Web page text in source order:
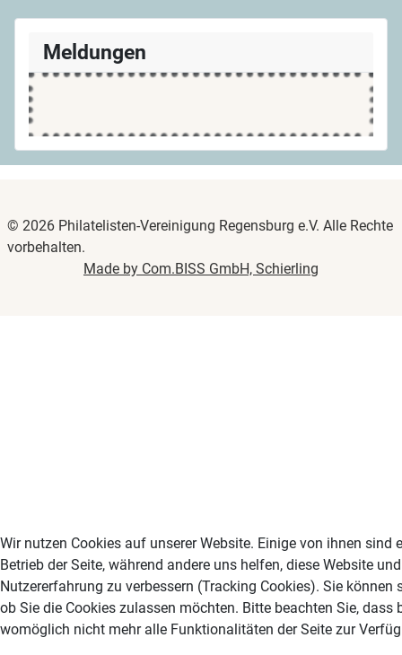
Meldungen
© 2026 Philatelisten-Vereinigung Regensburg e.V. Alle Rechte
vorbehalten.
Made by Com.BISS GmbH, Schierling
Wir nutzen Cookies auf unserer Website. Einige von ihnen sind
Betrieb der Seite, während andere uns helfen, diese Website
Nutzererfahrung zu verbessern (Tracking Cookies). Sie können
ob Sie die Cookies zulassen möchten. Bitte beachten Sie, dass
womöglich nicht mehr alle Funktionalitäten der Seite zur